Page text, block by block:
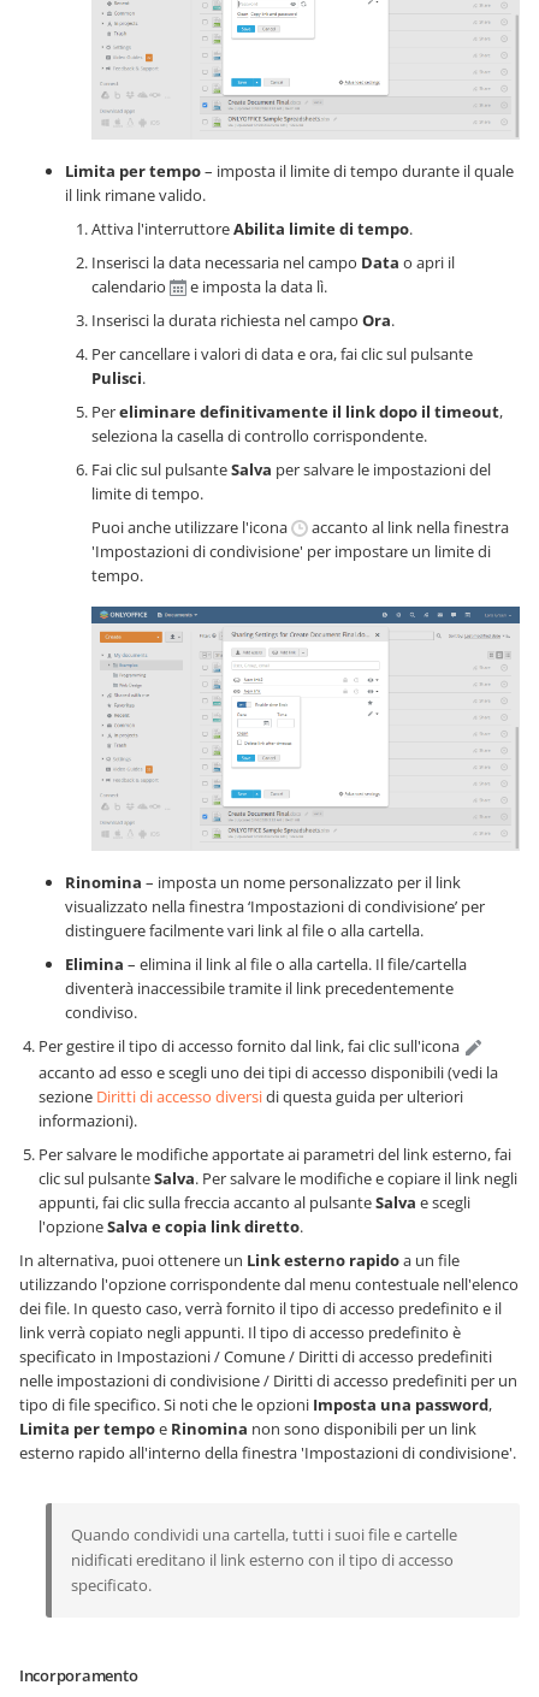
Limita per tempo– imposta il limite di tempo durante il quale
il link rimane valido.
Attiva l'interruttoreAbilita limite di tempo.
Inserisci la data necessaria nel campo Data o apri il
calendario
e imposta la data lì.
Inserisci la durata richiesta nel campo Ora.
Per cancellare i valori di data e ora, fai clic sul pulsante
Pulisci.
Pereliminare definitivamente il link dopo il timeout,
seleziona la casella di controllo corrispondente.
Fai clic sul pulsanteSalva per salvare le impostazioni del
limite di tempo.
Puoi anche utilizzare l'icona
accanto al link nella finestra
'Impostazioni di condivisione' per impostare un limite di
tempo.
Rinomina – imposta un nome personalizzato per il link
visualizzato nella finestra ‘Impostazioni di condivisione’ per
distinguere facilmente vari link al file o alla cartella.
Elimina – elimina il link al file o alla cartella. Il file/cartella
diventerà inaccessibile tramite il link precedentemente
condiviso.
Per gestire il tipo di accesso fornito dal link, fai clic sull'icona
accanto ad esso e scegli uno dei tipi di accesso disponibili (vedi la
sezione Diritti di accesso diversidi questa guida per ulteriori
informazioni).
Per salvare le modifiche apportate ai parametri del link esterno, fai
clic sul pulsanteSalva. Per salvare le modifiche e copiare il link negli
appunti, fai clic sulla freccia accanto al pulsanteSalva e scegli
l'opzioneSalva e copia link diretto.
In alternativa, puoi ottenere un Link esterno rapidoa un file
utilizzando l'opzione corrispondente dal menu contestuale nell'elenco
dei file. In questo caso, verrà fornito il tipo di accesso predefinito e il
link verrà copiato negli appunti. Il tipo di accesso predefinito è
specificato in Impostazioni / Comune / Diritti di accesso predefiniti
nelle impostazioni di condivisione / Diritti di accesso predefiniti per un
tipo di file specifico. Si noti che le opzioni Imposta una password,
Limita per tempoe Rinomina non sono disponibili per un link
esterno rapido all'interno della finestra 'Impostazioni di condivisione'.
Quando condividi una cartella, tutti i suoi file e cartelle
nidificati ereditano il link esterno con il tipo di accesso
specificato.
Incorporamento